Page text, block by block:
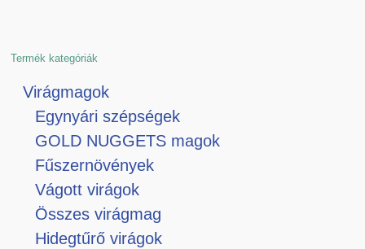
Termék kategóriák
Virágmagok
Egynyári szépségek
GOLD NUGGETS magok
Fűszernövények
Vágott virágok
Összes virágmag
Hidegtűrő virágok